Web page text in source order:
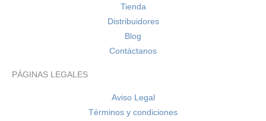
Tienda
Distribuidores
Blog
Contáctanos
PÁGINAS LEGALES
Aviso Legal
Términos y condiciones